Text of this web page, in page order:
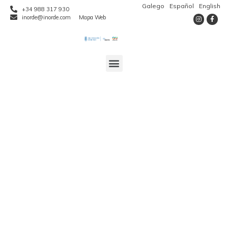
+34 988 317 930
inorde@inorde.com
Mapa Web
Galego Español English
El INORDE es Jefe
de Fila del Proyecto